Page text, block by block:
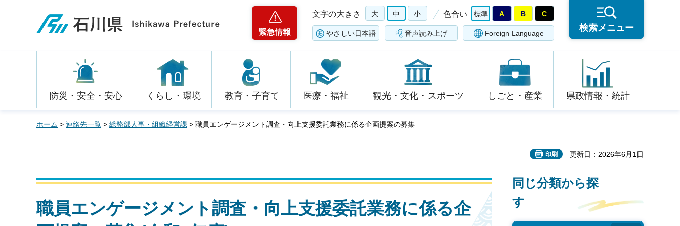
石川県
緊急情報
文字の大きさ 大 中 小 色合い 標準 A B C
やさしい日本語 音声読み上げ Foreign Language
検索メニュー
防災・安全・安心 くらし・環境 教育・子育て 医療・福祉 観光・文化・スポーツ しごと・産業 県政情報・統計
ホーム > 連絡先一覧 > 総務部人事・組織経営課 > 職員エンゲージメント調査・向上支援委託業務に係る企画提案の募集
印刷 更新日：2026年6月1日
職員エンゲージメント調査・向上支援委託業務に係る企
同じ分類から探
す